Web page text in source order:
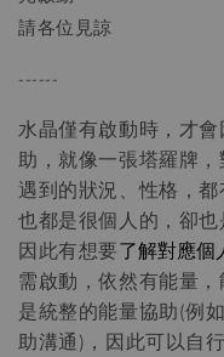
請各位見諒
------
水晶僅有啟動時，才
助，就像一張塔羅牌
遇到的狀況、性格，
也都是很個人的，卻也
因此有想要了解對應個
需啟動，依然有能量
是統整的能量協助(例
助溝通)，因此可以自